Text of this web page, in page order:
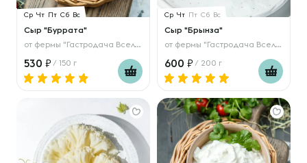
Ср Чт Пт Сб Вс
Сыр "Буррата"
от фермы "Гастродача Вселуг"
530 / 150 г
Ср Чт Пт Сб Вс
Сыр "Брынза"
от фермы "Гастродача Вселуг"
600 / 200 г